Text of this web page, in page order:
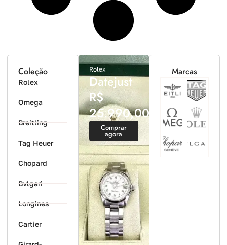
Coleção
Rolex
Omega
Breitling
Tag Heuer
Chopard
Bvlgari
Longines
Cartier
Rolex
Datejust
R$
25.990,00
Comprar
agora
Marcas